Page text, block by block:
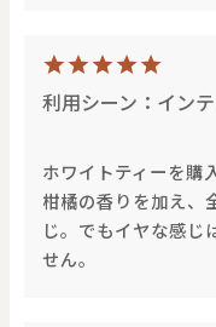
利用シーン：イン
ホワイトティーを購
柑橘の香りを加え、
じ。でもイヤな感じ
せん。